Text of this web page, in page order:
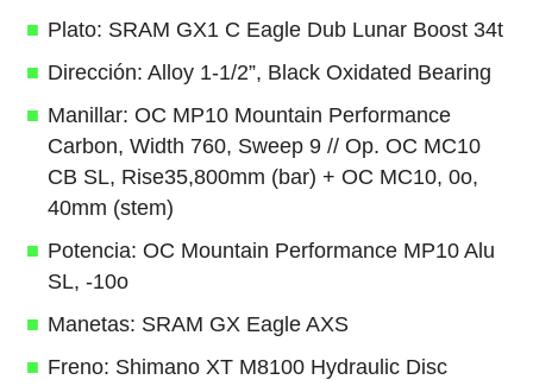
Plato: SRAM GX1 C Eagle Dub Lunar Boost 34t
Dirección: Alloy 1-1/2”, Black Oxidated Bearing
Manillar: OC MP10 Mountain Performance
Carbon, Width 760, Sweep 9 // Op. OC MC10
CB SL, Rise35,800mm (bar) + OC MC10, 0o,
40mm (stem)
Potencia: OC Mountain Performance MP10 Alu
SL, -10o
Manetas: SRAM GX Eagle AXS
Freno: Shimano XT M8100 Hydraulic Disc